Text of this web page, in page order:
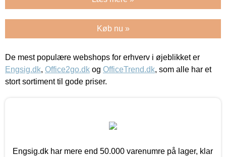
Køb nu »
De mest populære webshops for erhverv i øjeblikket er
Engsig.dk, Office2go.dk og OfficeTrend.dk, som alle har et
stort sortiment til gode priser.
Engsig.dk har mere end 50.000 varenumre på lager, klar